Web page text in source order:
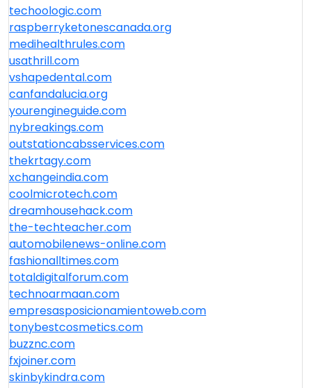
techoologic.com
raspberryketonescanada.org
medihealthrules.com
usathrill.com
vshapedental.com
canfandalucia.org
yourengineguide.com
nybreakings.com
outstationcabsservices.com
thekrtagy.com
xchangeindia.com
coolmicrotech.com
dreamhousehack.com
the-techteacher.com
automobilenews-online.com
fashionalltimes.com
totaldigitalforum.com
technoarmaan.com
empresasposicionamientoweb.com
tonybestcosmetics.com
buzznc.com
fxjoiner.com
skinbykindra.com